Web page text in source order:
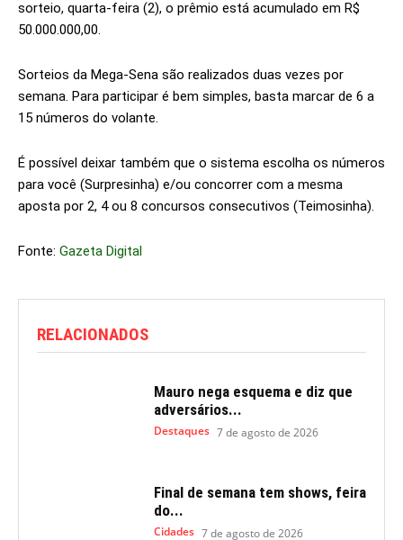
sorteio, quarta-feira (2), o prêmio está acumulado em R$
50.000.000,00.
Sorteios da Mega-Sena são realizados duas vezes por
semana. Para participar é bem simples, basta marcar de 6 a
15 números do volante.
É possível deixar também que o sistema escolha os números
para você (Surpresinha) e/ou concorrer com a mesma
aposta por 2, 4 ou 8 concursos consecutivos (Teimosinha).
Fonte: Gazeta Digital
RELACIONADOS
Mauro nega esquema e diz que
adversários...
Destaques 7 de agosto de 2026
Final de semana tem shows, feira
do...
Cidades 7 de agosto de 2026